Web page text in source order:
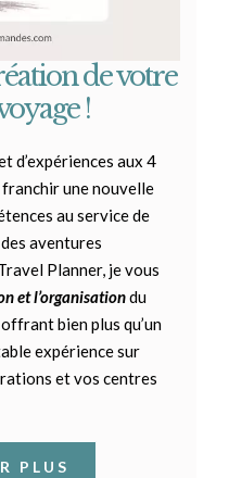
de votre
!
d’expériences aux 4
franchir une nouvelle
au service de
aventures
Planner, je vous
et l’organisationdu
bien plus qu’un
expérience sur
et vos centres
PLUS